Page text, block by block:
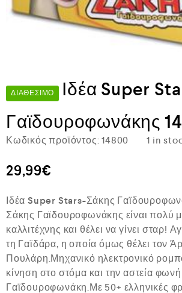
ΔΙΑΘΈΣΙΜΟ
Ιδέα Super
Γαϊδουροφωνάκης
Κωδικός προϊόντος: 14800 1 in
29,99€
Ιδέα Super Stars-Σάκης
Σάκης Γαϊδουροφωνάκης είναι πολύ
καλλιτέχνης και θέλει να γίνει σταρ!
τη Γαϊδάρα, η οποία όμως θέλει τον
Πουλάρη.Μηχανικό ηλεκτρονικό
κίνηση στο στόμα και την αστεία
Γαϊδουροφωνάκη.Με 50+ ελληνικές